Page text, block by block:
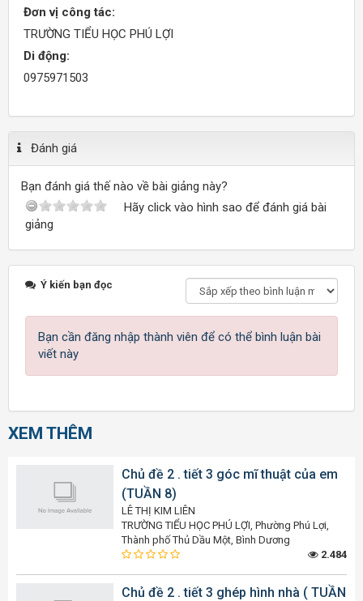
Đơn vị công tác:
TRƯỜNG TIỂU HỌC PHÚ LỢI
Di động:
0975971503
Đánh giá
Bạn đánh giá thế nào về bài giảng này?
Hãy click vào hình sao để đánh giá bài
giảng
Ý kiến bạn đọc
Bạn cần đăng nhập thành viên để có thể bình luận bài
viết này
XEM THÊM
Chủ đề 2 . tiết 3 góc mĩ thuật của em
(TUẦN 8)
LÊ THỊ KIM LIÊN
TRƯỜNG TIỂU HỌC PHÚ LỢI, Phường Phú Lợi,
Thành phố Thủ Dầu Một, Bình Dương
2.484
Chủ đề 2 . tiết 3 ghép hình nhà ( TUẦN